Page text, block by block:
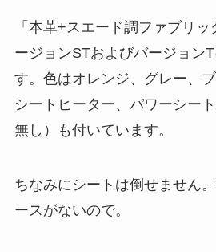
「本革+スエード調ファブリ
ージョンSTおよびバージョン
す。色はオレンジ、グレー、
シートヒーター、パワーシー
無し）も付いています。
ちなみにシートは倒せません
ースがないので。